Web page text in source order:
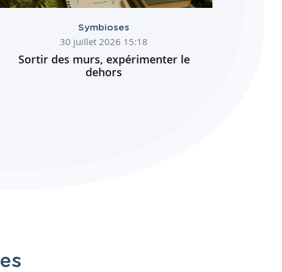
Symbioses
30 juillet 2026 15:18
Sortir des murs, expérimenter le
dehors